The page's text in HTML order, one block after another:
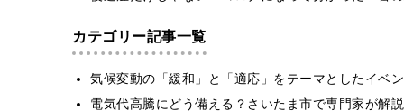
カテゴリー記事一覧
気候変動の「緩和」と「適応」をテーマとしたイベ
電気代高騰にどう備える？さいたま市で専門家が解